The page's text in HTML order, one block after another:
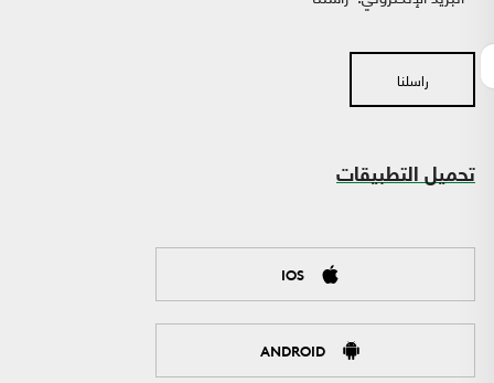
راسلنا
تحميل التطبيقات
IOS
ANDROID